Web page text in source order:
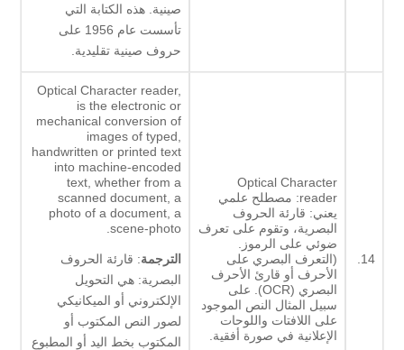
صينية. هذه الكتابة التي
تأسست عام 1956 على
حروف صينية تقليدية.
14.
Optical Character
reader: مصطلح علمي
يعني: قارئة الحروف
البصرية، وتقوم على تعرف
ضوئي على الرموز.
(التعرف البصري على
الأحرف أو قارئ الأحرف
البصري (OCR). على
سبيل المثال النص الموجود
على اللافتات واللوحات
الإعلانية في صورة أفقية.
Optical Character reader,
is the electronic or
mechanical conversion of
images of typed,
handwritten or printed text
into machine-encoded
text, whether from a
scanned document, a
photo of a document, a
scene-photo.
الترجمة: قارئة الحروف
البصرية: هي التحويل
الإلكتروني أو الميكانيكي
لصور النص المكتوب أو
المكتوب بخط اليد أو المطبوع